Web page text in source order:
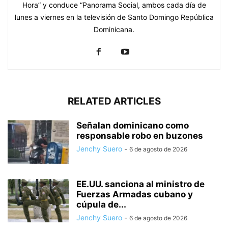
Hora” y conduce “Panorama Social, ambos cada día de
lunes a viernes en la televisión de Santo Domingo República
Dominicana.
RELATED ARTICLES
Señalan dominicano como
responsable robo en buzones
Jenchy Suero - 6 de agosto de 2026
EE.UU. sanciona al ministro de
Fuerzas Armadas cubano y
cúpula de...
Jenchy Suero - 6 de agosto de 2026